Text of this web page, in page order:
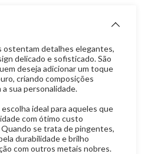
ostentam detalhes elegantes,
delicado e sofisticado. São
deseja adicionar um toque
criando composições
sua personalidade.
ideal para aqueles que
com ótimo custo
se trata de pingentes,
durabilidade e brilho
com outros metais nobres.